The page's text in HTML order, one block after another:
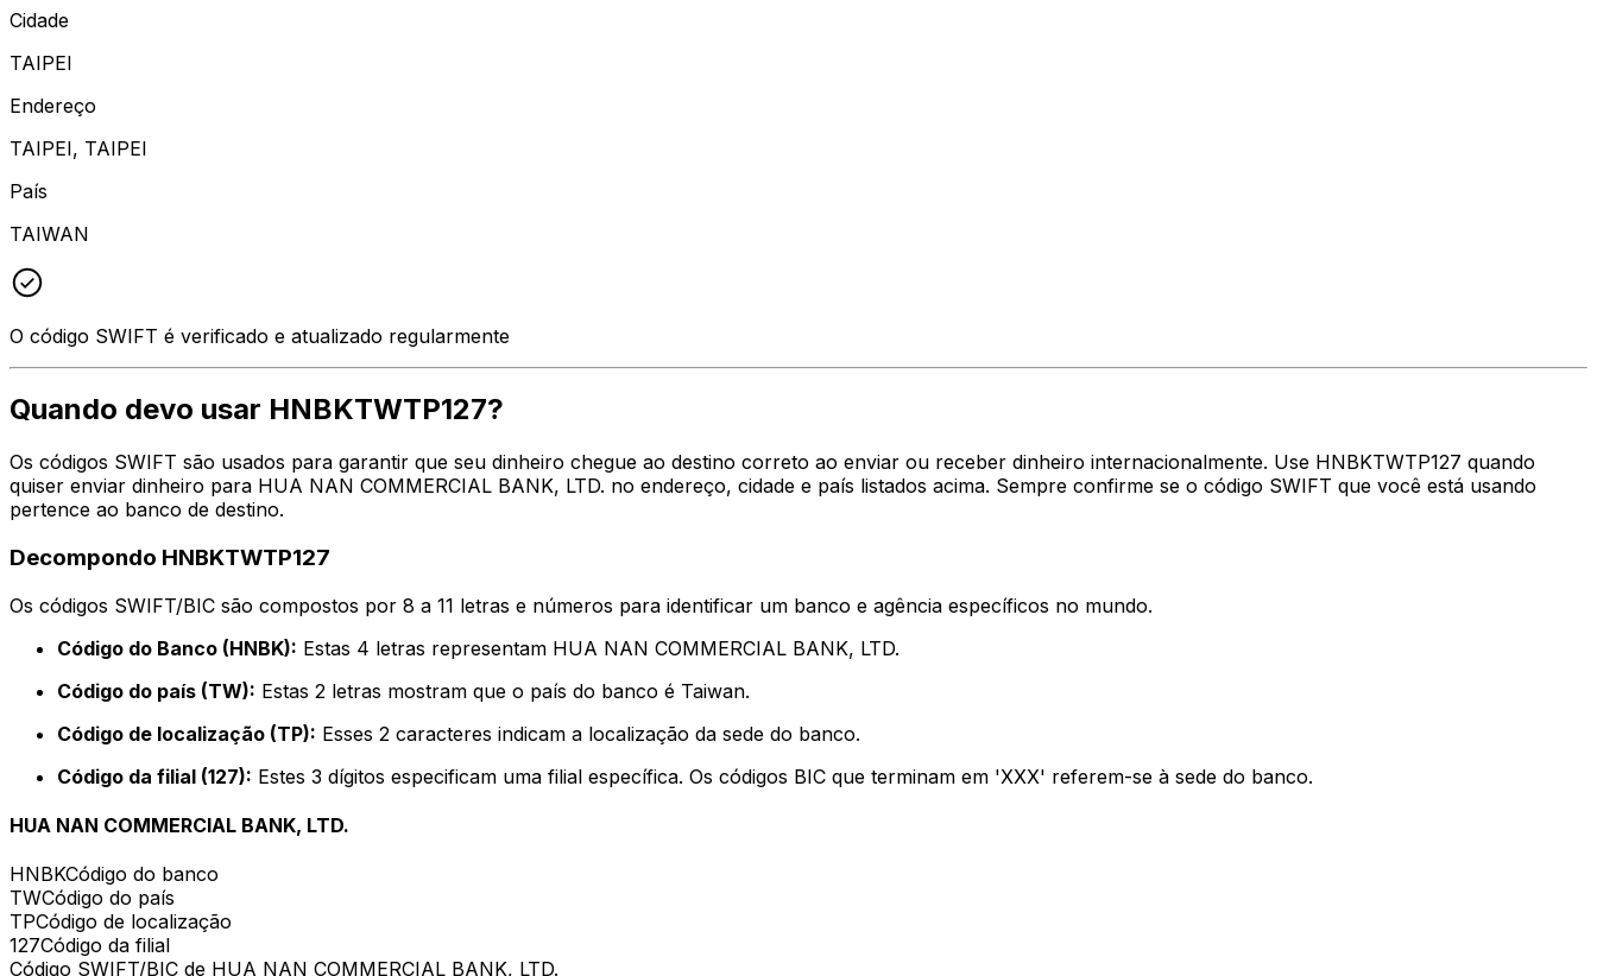
Cidade
TAIPEI
Endereço
TAIPEI, TAIPEI
País
TAIWAN
O código SWIFT é verificado e atualizado regularmente
Quando devo usar HNBKTWTP127?
Os códigos SWIFT são usados para garantir que seu dinheiro chegue ao destino correto ao enviar ou receber dinheiro internacionalmente. Use HNBKTWTP127 quando
quiser enviar dinheiro para HUA NAN COMMERCIAL BANK, LTD. no endereço, cidade e país listados acima. Sempre confirme se o código SWIFT que você está usando
pertence ao banco de destino.
Decompondo HNBKTWTP127
Os códigos SWIFT/BIC são compostos por 8 a 11 letras e números para identificar um banco e agência específicos no mundo.
Código do Banco (HNBK): Estas 4 letras representam HUA NAN COMMERCIAL BANK, LTD.
Código do país (TW): Estas 2 letras mostram que o país do banco é Taiwan.
Código de localização (TP): Esses 2 caracteres indicam a localização da sede do banco.
Código da filial (127): Estes 3 dígitos especificam uma filial específica. Os códigos BIC que terminam em 'XXX' referem-se à sede do banco.
HUA NAN COMMERCIAL BANK, LTD.
HNBKCódigo do banco
TWCódigo do país
TPCódigo de localização
127Código da filial
Código SWIFT/BIC de HUA NAN COMMERCIAL BANK, LTD.